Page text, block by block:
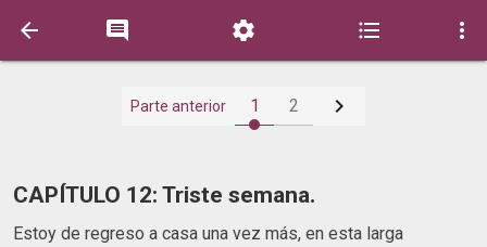
    
Parte anterior 1 2 
CAPÍTULO 12: Triste semana.
Estoy de regreso a casa una vez más, en esta larga